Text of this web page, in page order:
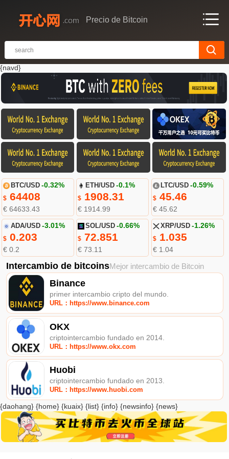
Precio de Bitcoin
{navd}
BTC/USD -0.32%
$64408
€ 64633.43
ETH/USD -0.1%
$ 1908.31
€ 1914.99
LTC/USD -0.59%
$45.46
€ 45.62
ADA/USD -3.01%
$0.203
€ 0.2
SOL/USD -0.66%
$ 72.851
€ 73.11
XRP/USD -1.26%
$1.035
€ 1.04
Intercambio de bitcoinsMejor intercambio de Bitcoin
Binance
primer intercambio cripto del mundo.
URL：https://www.binance.com
OKX
criptointercambio fundado en 2014.
URL：https://www.okx.com
Huobi
criptointercambio fundado en 2013.
URL：https://www.huobi.com
{daohang} {home} {kuaix} {list} {info} {newsinfo} {news}